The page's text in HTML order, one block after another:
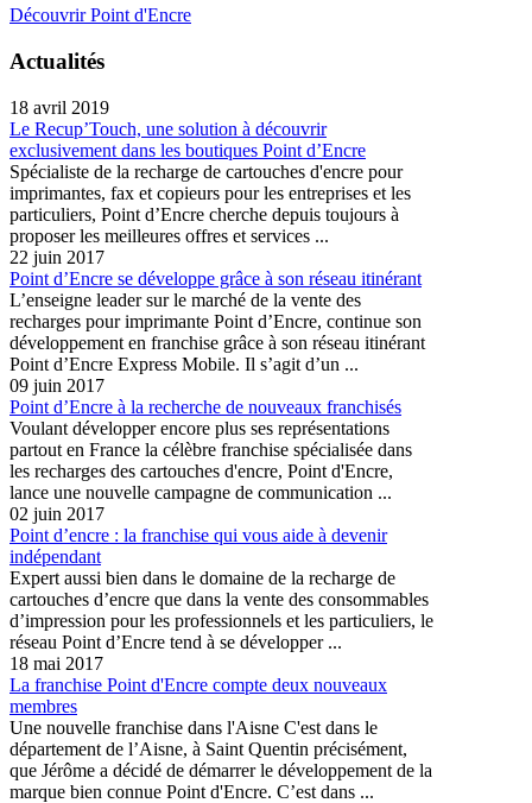
Découvrir Point d'Encre
Actualités
18 avril 2019
Le Recup’Touch, une solution à découvrir
exclusivement dans les boutiques Point d’Encre
Spécialiste de la recharge de cartouches d'encre pour
imprimantes, fax et copieurs pour les entreprises et les
particuliers, Point d’Encre cherche depuis toujours à
proposer les meilleures offres et services ...
22 juin 2017
Point d’Encre se développe grâce à son réseau itinérant
L’enseigne leader sur le marché de la vente des
recharges pour imprimante Point d’Encre, continue son
développement en franchise grâce à son réseau itinérant
Point d’Encre Express Mobile. Il s’agit d’un ...
09 juin 2017
Point d’Encre à la recherche de nouveaux franchisés
Voulant développer encore plus ses représentations
partout en France la célèbre franchise spécialisée dans
les recharges des cartouches d'encre, Point d'Encre,
lance une nouvelle campagne de communication ...
02 juin 2017
Point d’encre : la franchise qui vous aide à devenir
indépendant
Expert aussi bien dans le domaine de la recharge de
cartouches d’encre que dans la vente des consommables
d’impression pour les professionnels et les particuliers, le
réseau Point d’Encre tend à se développer ...
18 mai 2017
La franchise Point d'Encre compte deux nouveaux
membres
Une nouvelle franchise dans l'Aisne C'est dans le
département de l’Aisne, à Saint Quentin précisément,
que Jérôme a décidé de démarrer le développement de la
marque bien connue Point d'Encre. C’est dans ...